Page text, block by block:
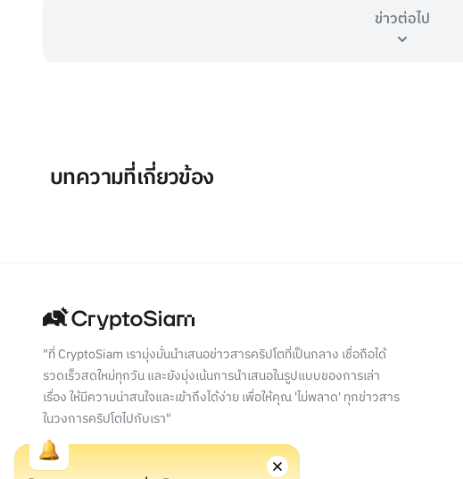
ข่าวต่อไป
บทความที่เกี่ยวข้อง
"ที่ CryptoSiam เรามุ่งมั่นนำเสนอข่าวสารคริปโตที่เป็นกลาง เชื่อถือได้
รวดเร็วสดใหม่ทุกวัน และยังมุ่งเน้นการนำเสนอในรูปแบบของการเล่า
เรื่อง ให้มีความน่าสนใจและเข้าถึงได้ง่าย เพื่อให้คุณ 'ไม่พลาด' ทุกข่าวสาร
ในวงการคริปโตไปกับเรา"